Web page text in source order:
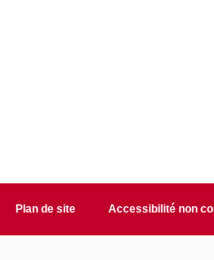
Plan de site Accessibilité non